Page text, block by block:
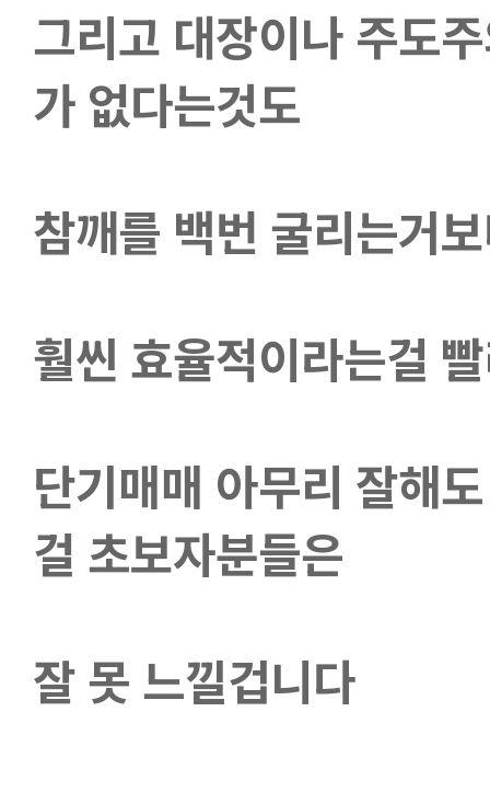
그리고 대장이나 주도
가 없다는것도
참깨를 백번 굴리는거
훨씬 효율적이라는걸
단기매매 아무리 잘해
걸 초보자분들은
잘 못 느낄겁니다